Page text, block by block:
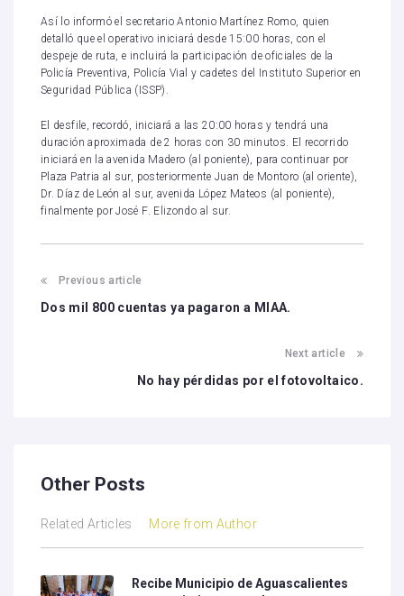
Así lo informó el secretario Antonio Martínez Romo, quien
detalló que el operativo iniciará desde 15:00 horas, con el
despeje de ruta, e incluirá la participación de oficiales de la
Policía Preventiva, Policía Vial y cadetes del Instituto Superior en
Seguridad Pública (ISSP).
El desfile, recordó, iniciará a las 20:00 horas y tendrá una
duración aproximada de 2 horas con 30 minutos. El recorrido
iniciará en la avenida Madero (al poniente), para continuar por
Plaza Patria al sur, posteriormente Juan de Montoro (al oriente),
Dr. Díaz de León al sur, avenida López Mateos (al poniente),
finalmente por José F. Elizondo al sur.
Previous article
Dos mil 800 cuentas ya pagaron a MIAA.
Next article
No hay pérdidas por el fotovoltaico.
Other Posts
Related Articles More from Author
Recibe Municipio de Aguascalientes